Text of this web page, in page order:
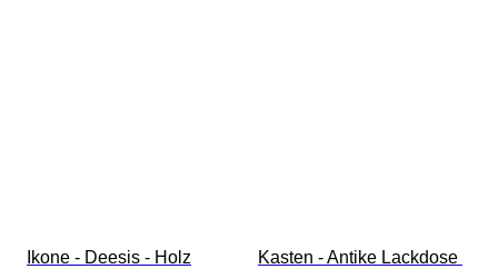
Ikone - Deesis - Holz
Kasten - Antike Lackdose